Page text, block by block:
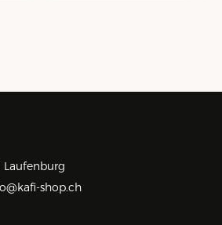
Laufenburg
shop.ch